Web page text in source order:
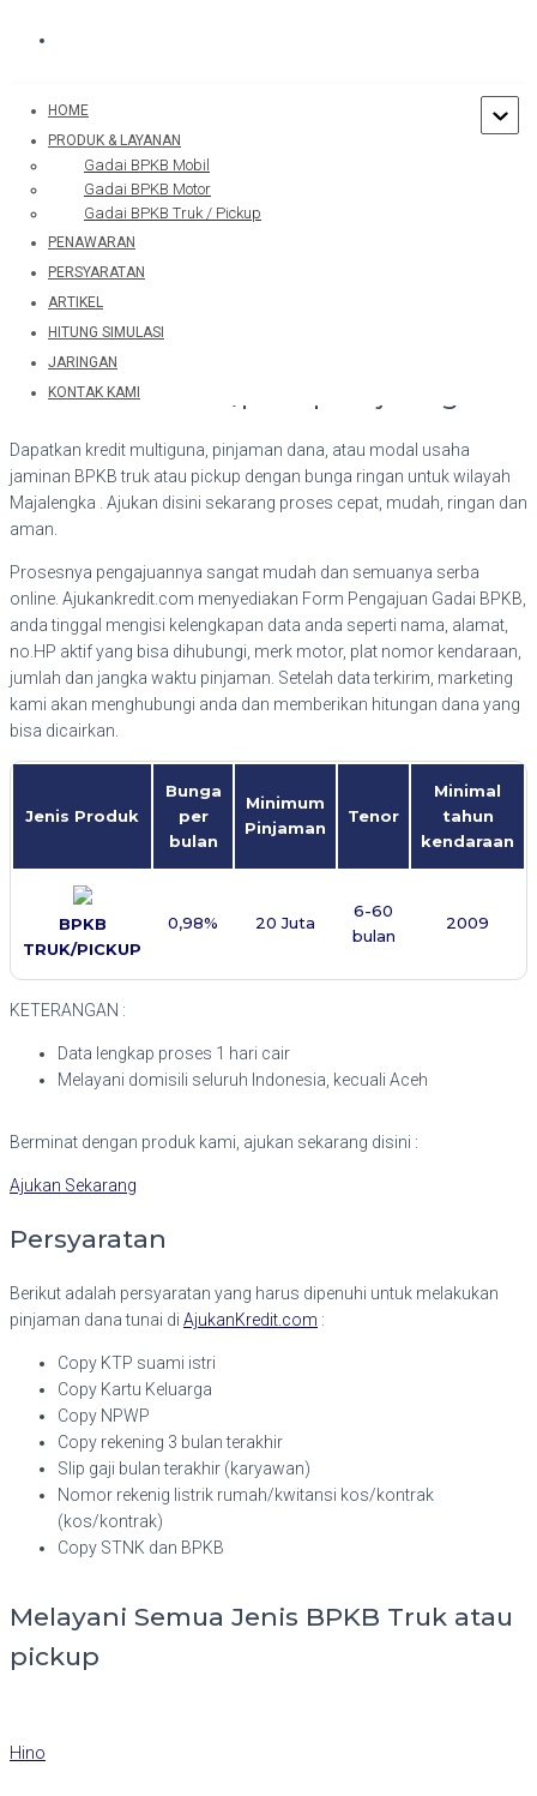
HOME
PRODUK & LAYANAN
Gadai BPKB Mobil
Gadai BPKB Motor
Gadai BPKB Truk / Pickup
PENAWARAN
PERSYARATAN
ARTIKEL
HITUNG SIMULASI
JARINGAN
KONTAK KAMI
Home/Jaringan/Gadai BPKB Truk / Pickup Majalengka
Gadai BPKB Truk/pickup Majalengka
Dapatkan kredit multiguna, pinjaman dana, atau modal usaha
jaminan BPKB truk atau pickup dengan bunga ringan untuk wilayah
Majalengka . Ajukan disini sekarang proses cepat, mudah, ringan dan
aman.
Prosesnya pengajuannya sangat mudah dan semuanya serba
online. Ajukankredit.com menyediakan Form Pengajuan Gadai BPKB,
anda tinggal mengisi kelengkapan data anda seperti nama, alamat,
no.HP aktif yang bisa dihubungi, merk motor, plat nomor kendaraan,
jumlah dan jangka waktu pinjaman. Setelah data terkirim, marketing
kami akan menghubungi anda dan memberikan hitungan dana yang
bisa dicairkan.
Jenis Produk
Bunga
per
bulan
Minimum
Pinjaman
Tenor
Minimal
tahun
kendaraan
BPKB
TRUK/PICKUP
0,98% 20 Juta
6-60
bulan
2009
KETERANGAN :
Data lengkap proses 1 hari cair
Melayani domisili seluruh Indonesia, kecuali Aceh
Berminat dengan produk kami, ajukan sekarang disini :
Ajukan Sekarang
Persyaratan
Berikut adalah persyaratan yang harus dipenuhi untuk melakukan
pinjaman dana tunai di AjukanKredit.com :
Copy KTP suami istri
Copy Kartu Keluarga
Copy NPWP
Copy rekening 3 bulan terakhir
Slip gaji bulan terakhir (karyawan)
Nomor rekenig listrik rumah/kwitansi kos/kontrak
(kos/kontrak)
Copy STNK dan BPKB
Melayani Semua Jenis BPKB Truk atau
pickup
Hino